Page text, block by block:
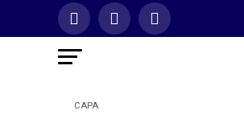
CAPA